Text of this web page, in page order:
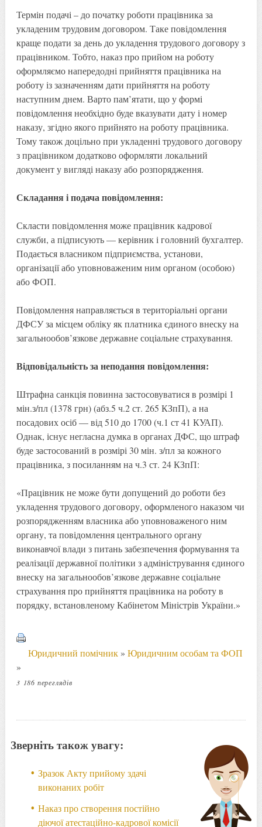
Термін подачі – до початку роботи працівника за
укладеним трудовим договором. Таке повідомлення
краще подати за день до укладення трудового договору з
працівником. Тобто, наказ про прийом на роботу
оформляємо напередодні прийняття працівника на
роботу із зазначенням дати прийняття на роботу
наступним днем. Варто пам’ятати, що у формі
повідомлення необхідно буде вказувати дату і номер
наказу, згідно якого прийнято на роботу працівника.
Тому також доцільно при укладенні трудового договору
з працівником додатково оформляти локальний
документ у вигляді наказу або розпорядження.
Складання і подача повідомлення:
Скласти повідомлення може працівник кадрової
служби, а підписують — керівник і головний бухгалтер.
Подається власником підприємства, установи,
організації або уповноваженим ним органом (особою)
або ФОП.
Повідомлення направляється в територіальні органи
ДФСУ за місцем обліку як платника єдиного внеску на
загальнообов’язкове державне соціальне страхування.
Відповідальність за неподання повідомлення:
Штрафна санкція повинна застосовуватися в розмірі 1
мін.з/пл (1378 грн) (абз.5 ч.2 ст. 265 КЗпП), а на
посадових осіб — від 510 до 1700 (ч.1 ст 41 КУАП).
Однак, існує негласна думка в органах ДФС, що штраф
буде застосований в розмірі 30 мін. з/пл за кожного
працівника, з посиланням на ч.3 ст. 24 КЗпП:
«Працівник не може бути допущений до роботи без
укладення трудового договору, оформленого наказом чи
розпорядженням власника або уповноваженого ним
органу, та повідомлення центрального органу
виконавчої влади з питань забезпечення формування та
реалізації державної політики з адміністрування єдиного
внеску на загальнообов’язкове державне соціальне
страхування про прийняття працівника на роботу в
порядку, встановленому Кабінетом Міністрів України.»
Юридичний помічник» Юридичним особам та ФОП
»
3 186 переглядів
Зверніть також увагу:
Зразок Акту прийому здачі
виконаних робіт
Наказ про створення постійно
діючої атестаційно-кадрової комісії